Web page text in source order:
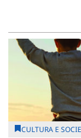
CULTURA E